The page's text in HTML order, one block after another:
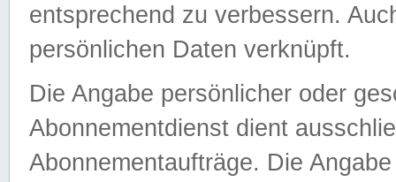
entsprechend zu verbessern.
persönlichen Daten verknüpft.
Die Angabe persönlicher oder
Abonnementdienst dient
Abonnementaufträge. Die